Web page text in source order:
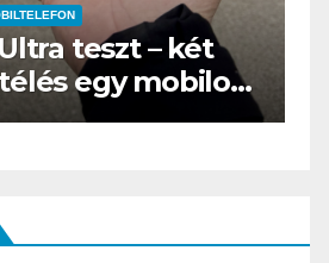
teszt – Amikor
felnő, és